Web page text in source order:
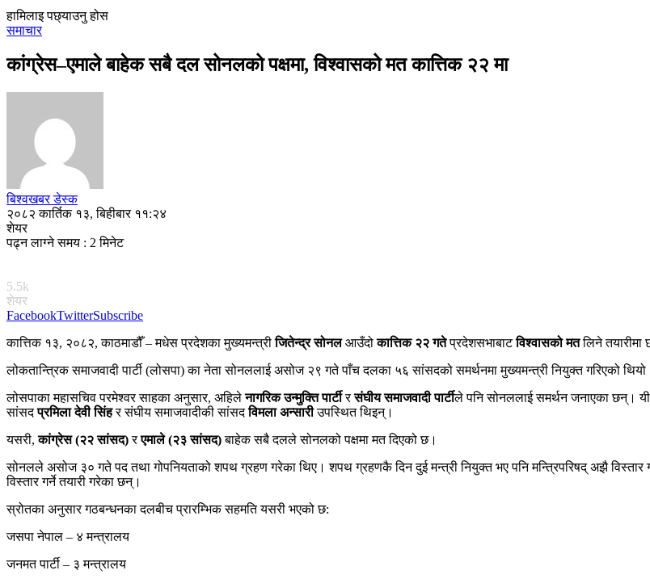
हामिलाइ पछ्याउनु होस
समाचार
कांग्रेस–एमाले बाहेक सबै दल सोनलको पक्षमा, विश्वासको मत कात्तिक २२ मा
बिश्वखबर डेस्क
२०८२ कार्तिक १३, बिहीबार ११:२४
शेयर
पढ्न लाग्ने समय : 2 मिनेट
5.5k
शेयर
FacebookTwitterSubscribe
कात्तिक १३, २०८२, काठमाडौँ – मधेस प्रदेशका मुख्यमन्त्रीजितेन्द्र सोनलआउँदोकात्तिक २२ गतेप्रदेशसभाबाटविश्वासको मतलिने तयारीमा
लोकतान्त्रिक समाजवादी पार्टी (लोसपा) का नेता सोनललाई असोज २९ गते पाँच दलका ५६ सांसदको समर्थनमा मुख्यमन्त्री नियुक्त गरिएको
लोसपाका महासचिव परमेश्वर साहका अनुसार, अहिलेनागरिक उन्मुक्ति पार्टीरसंघीय समाजवादी पार्टीले पनि सोनललाई समर्थन जनाएका छन्।
सांसदप्रमिला देवी सिंहर संघीय समाजवादीकी सांसदविमला अन्सारीउपस्थित थिइन्।
यसरी,कांग्रेस (२२ सांसद)रएमाले (२३ सांसद)बाहेक सबै दलले सोनलको पक्षमा मत दिएको छ।
सोनलले असोज ३० गते पद तथा गोपनियताको शपथ ग्रहण गरेका थिए। शपथ ग्रहणकै दिन दुई मन्त्री नियुक्त भए पनि मन्त्रिपरिषद् अझै विस्तार
विस्तार गर्ने तयारी गरेका छन्।
स्रोतका अनुसार गठबन्धनका दलबीच प्रारम्भिक सहमति यसरी भएको छ:
जसपा नेपाल – ४ मन्त्रालय
जनमत पार्टी – ३ मन्त्रालय